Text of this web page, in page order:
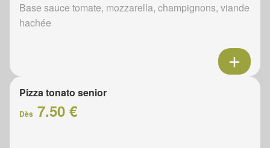
Base sauce tomate, mozzarella, champignons, viande
hachée
Pizza tonato senior
Dès 7.50 €